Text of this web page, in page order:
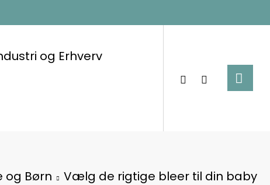
og Erhverv
og Børn Vælg de rigtige bleer til din baby